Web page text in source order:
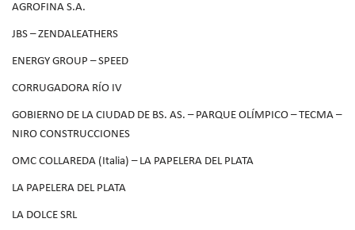
AGROFINA S.A.
JBS – ZENDALEATHERS
ENERGY GROUP – SPEED
CORRUGADORA RÍO IV
GOBIERNO DE LA CIUDAD DE BS. AS. – PARQUE OLÍMPICO – TECMA –
NIRO CONSTRUCCIONES
OMC COLLAREDA (Italia) – LA PAPELERA DEL PLATA
LA PAPELERA DEL PLATA
LA DOLCE SRL